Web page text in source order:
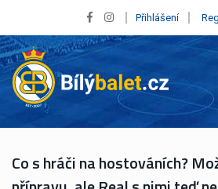
Přihlášení
Co s hráči na hostováních?